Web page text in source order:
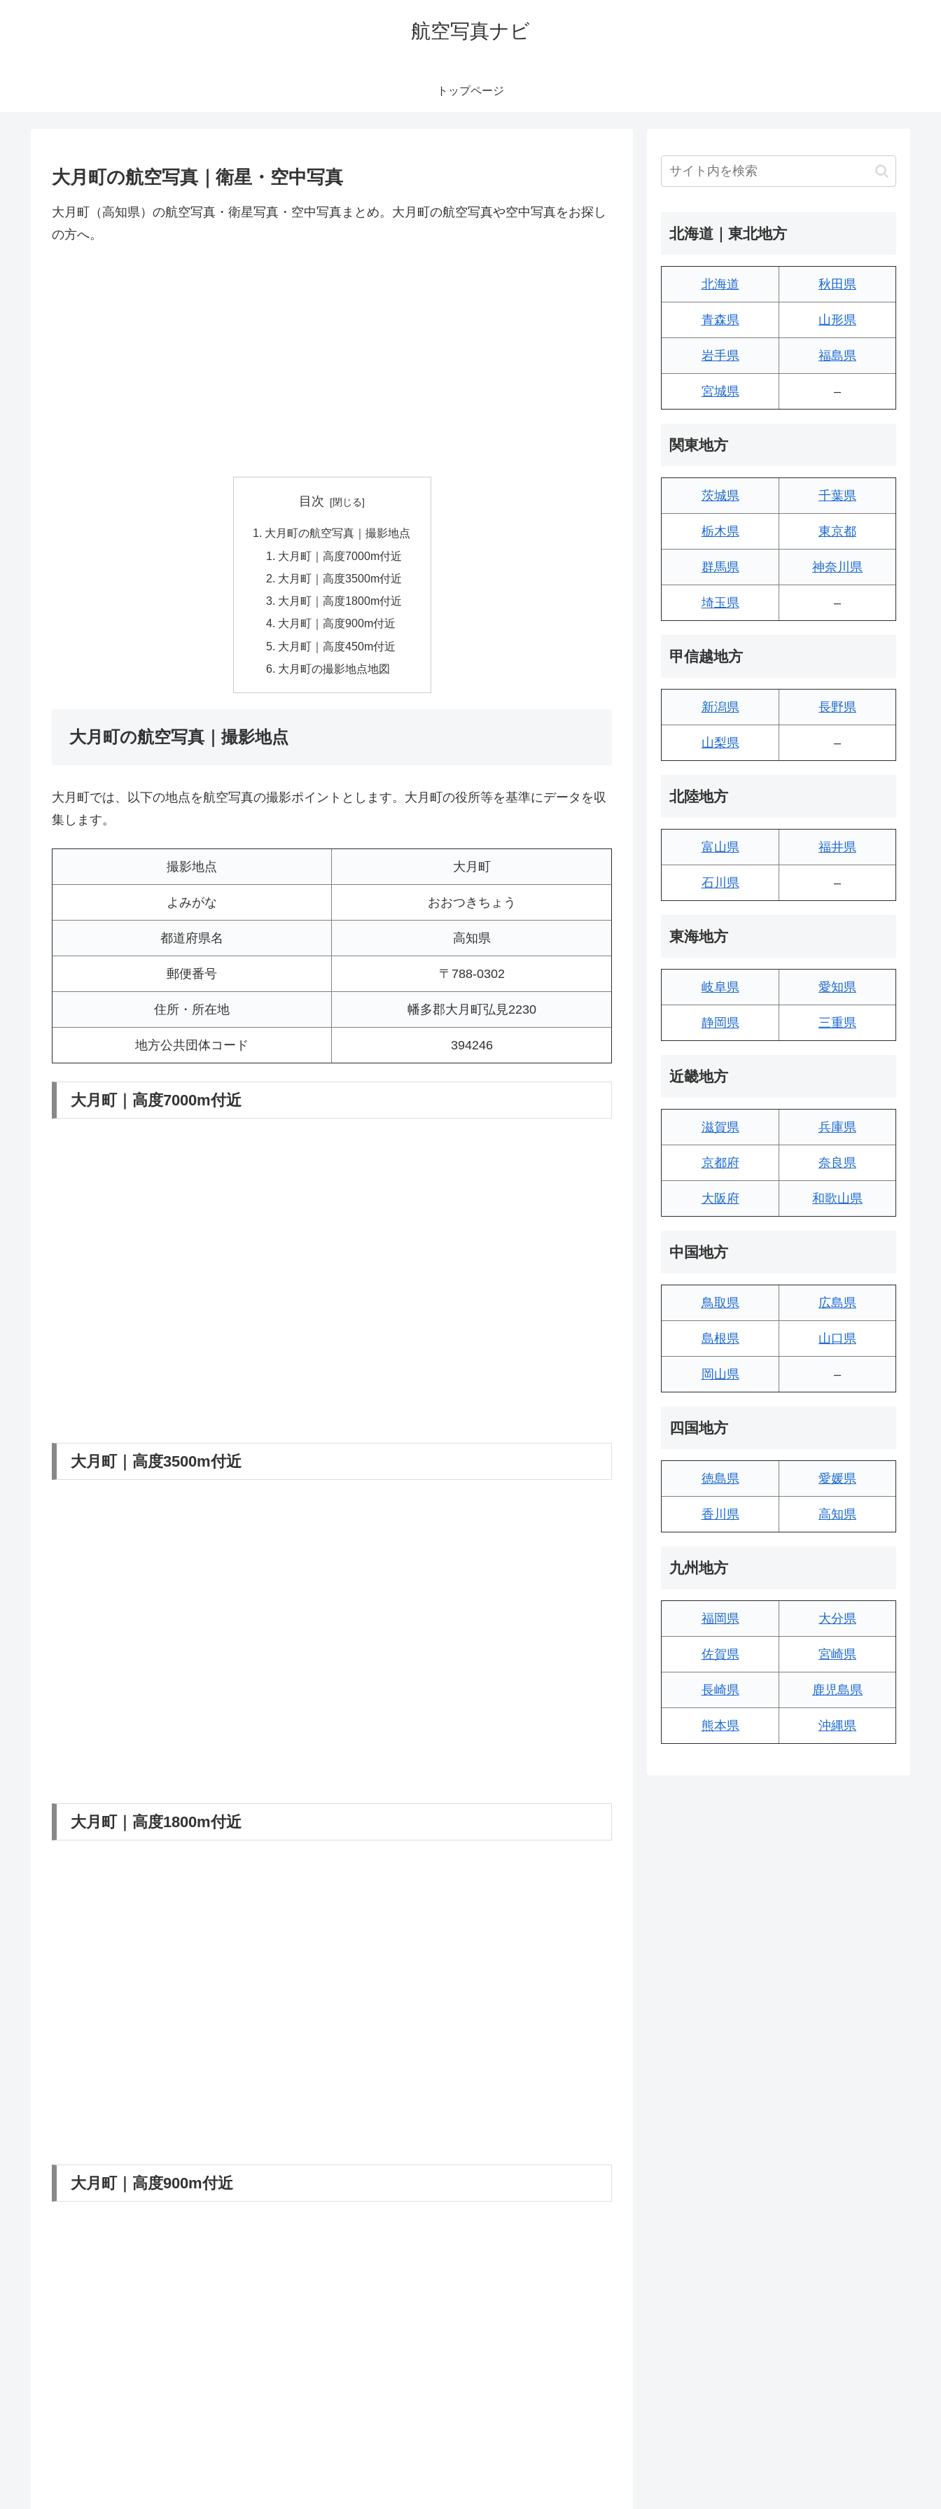
航空写真ナビ
トップページ
大月町の航空写真｜衛星・空中写真
大月町（高知県）の航空写真・衛星写真・空中写真まとめ。大月町の航空写真や空中写真をお探し
の方へ。
目次
大月町の航空写真｜撮影地点
大月町｜高度7000m付近
大月町｜高度3500m付近
大月町｜高度1800m付近
大月町｜高度900m付近
大月町｜高度450m付近
大月町の撮影地点地図
大月町の航空写真｜撮影地点
大月町では、以下の地点を航空写真の撮影ポイントとします。大月町の役所等を基準にデータを収
集します。
撮影地点 大月町
よみがな おおつきちょう
都道府県名 高知県
郵便番号 〒788-0302
住所・所在地 幡多郡大月町弘見2230
地方公共団体コード 394246
大月町｜高度7000m付近
大月町｜高度3500m付近
大月町｜高度1800m付近
大月町｜高度900m付近
北海道｜東北地方
北海道 秋田県
青森県 山形県
岩手県 福島県
宮城県 –
関東地方
茨城県 千葉県
栃木県 東京都
群馬県 神奈川県
埼玉県 –
甲信越地方
新潟県 長野県
山梨県 –
北陸地方
富山県 福井県
石川県 –
東海地方
岐阜県 愛知県
静岡県 三重県
近畿地方
滋賀県 兵庫県
京都府 奈良県
大阪府 和歌山県
中国地方
鳥取県 広島県
島根県 山口県
岡山県 –
四国地方
徳島県 愛媛県
香川県 高知県
九州地方
福岡県 大分県
佐賀県 宮崎県
長崎県 鹿児島県
熊本県 沖縄県